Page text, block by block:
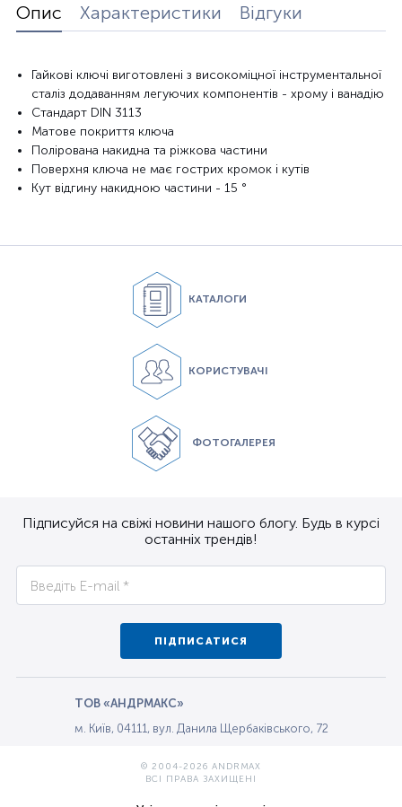
Опис Характеристики Відгуки
Гайкові ключі виготовлені з високоміцної інструментальної
сталіз додаванням легуючих компонентів - хрому і ванадію
Стандарт DIN 3113
Матове покриття ключа
Полірована накидна та ріжкова частини
Поверхня ключа не має гострих кромок і кутів
Кут відгину накидною частини - 15 °
КАТАЛОГИ
КОРИСТУВАЧІ
ФОТОГАЛЕРЕЯ
Підписуйся на свіжі новини нашого блогу. Будь в курсі
останніх трендів!
ПІДПИСАТИСЯ
ТОВ «АНДРМАКС»
м. Київ, 04111, вул. Данила Щербаківського, 72
© 2004-2026 ANDRMAX
ВСІ ПРАВА ЗАХИЩЕНІ